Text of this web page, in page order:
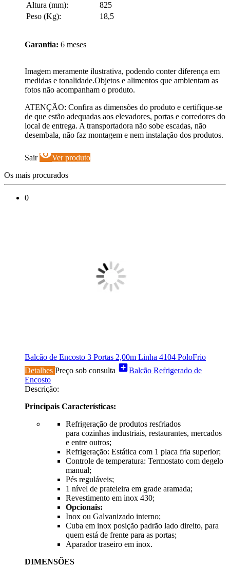
Altura (mm):
825
Peso (Kg):
18,5
Garantia: 6 meses
Imagem meramente ilustrativa, podendo conter diferença em
medidas e tonalidade.Objetos e alimentos que ambientam as
fotos não acompanham o produto.
ATENÇÃO: Confira as dimensões do produto e certifique-se
de que estão adequadas aos elevadores, portas e corredores do
local de entrega. A transportadora não sobe escadas, não
desembala, não faz montagem e nem instalação dos produtos.
Sair visibilityVer produto
Os mais procurados
0
Balcão de Encosto 3 Portas 2,00m Linha 4104 PoloFrio
Detalhes Preço sob consulta add_boxBalcão Refrigerado de
Encosto
Descrição:
Principais Características:
Refrigeração de produtos resfriados
para cozinhas industriais, restaurantes, mercados
e entre outros;
Refrigeração: Estática com 1 placa fria superior;
Controle de temperatura: Termostato com degelo
manual;
Pés reguláveis;
1 nível de prateleira em grade aramada;
Revestimento em inox 430;
Opcionais:
Inox ou Galvanizado interno;
Cuba em inox posição padrão lado direito, para
quem está de frente para as portas;
Aparador traseiro em inox.
DIMENSÕES